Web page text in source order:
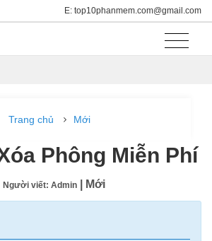
E: top10phanmem.com@gmail.com
Trang chủ Mới
Phông Miễn Phí
Người viết: Admin | Mới